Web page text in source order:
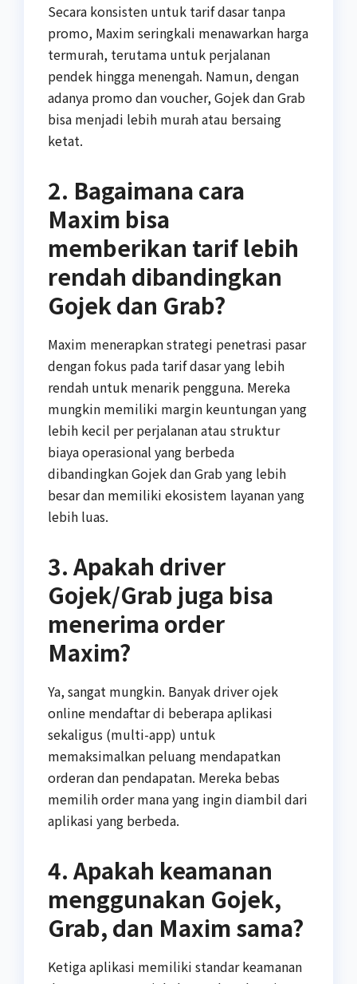
Secara konsisten untuk tarif dasar tanpa
promo, Maxim seringkali menawarkan harga
termurah, terutama untuk perjalanan
pendek hingga menengah. Namun, dengan
adanya promo dan voucher, Gojek dan Grab
bisa menjadi lebih murah atau bersaing
ketat.
2. Bagaimana cara
Maxim bisa
memberikan tarif lebih
rendah dibandingkan
Gojek dan Grab?
Maxim menerapkan strategi penetrasi pasar
dengan fokus pada tarif dasar yang lebih
rendah untuk menarik pengguna. Mereka
mungkin memiliki margin keuntungan yang
lebih kecil per perjalanan atau struktur
biaya operasional yang berbeda
dibandingkan Gojek dan Grab yang lebih
besar dan memiliki ekosistem layanan yang
lebih luas.
3. Apakah driver
Gojek/Grab juga bisa
menerima order
Maxim?
Ya, sangat mungkin. Banyak driver ojek
online mendaftar di beberapa aplikasi
sekaligus (multi-app) untuk
memaksimalkan peluang mendapatkan
orderan dan pendapatan. Mereka bebas
memilih order mana yang ingin diambil dari
aplikasi yang berbeda.
4. Apakah keamanan
menggunakan Gojek,
Grab, dan Maxim sama?
Ketiga aplikasi memiliki standar keamanan